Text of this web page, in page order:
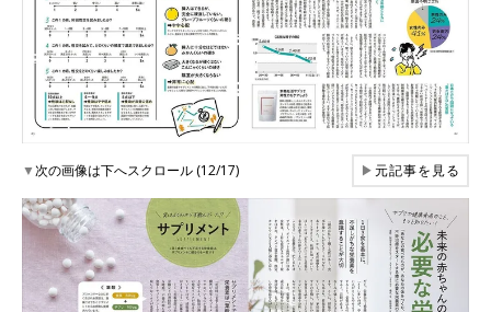
▼次の画像は下へスクロール (12/17) ▶元記事を見る